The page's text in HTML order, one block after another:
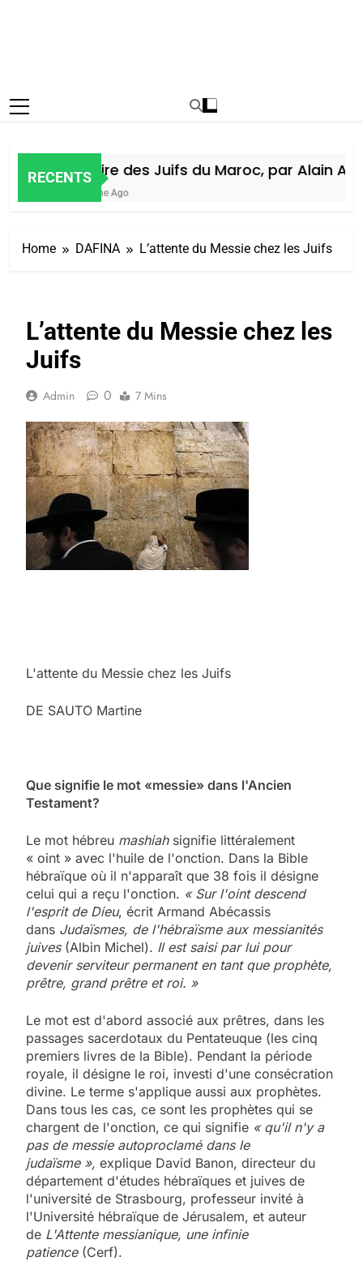
RECENTS
Histoire des Juifs du Maroc, par Alain Amiel
1 Semaine Ago
Home DAFINA L’attente du Messie chez les Juifs
L’attente du Messie chez les
Juifs
Admin 0 7 Mins
L'attente du Messie chez les Juifs
DE SAUTO Martine
Que signifie le mot «messie» dans l'Ancien
Testament?
Le mot hébreu mashiahsignifie littéralement
« oint » avec l'huile de l'onction. Dans la Bible
hébraïque où il n'apparaît que 38 fois il désigne
celui qui a reçu l'onction. « Sur l'oint descend
l'esprit de Dieu, écrit Armand Abécassis
dans Judaïsmes, de l'hébraïsme aux messianités
juives(Albin Michel). Il est saisi par lui pour
devenir serviteur permanent en tant que prophète,
prêtre, grand prêtre et roi. »
Le mot est d'abord associé aux prêtres, dans les
passages sacerdotaux du Pentateuque (les cinq
premiers livres de la Bible). Pendant la période
royale, il désigne le roi, investi d'une consécration
divine. Le terme s'applique aussi aux prophètes.
Dans tous les cas, ce sont les prophètes qui se
chargent de l'onction, ce qui signifie « qu'il n'y a
pas de messie autoproclamé dans le
judaïsme », explique David Banon, directeur du
département d'études hébraïques et juives de
l'université de Strasbourg, professeur invité à
l'Université hébraïque de Jérusalem, et auteur
de L'Attente messianique, une infinie
patience(Cerf).